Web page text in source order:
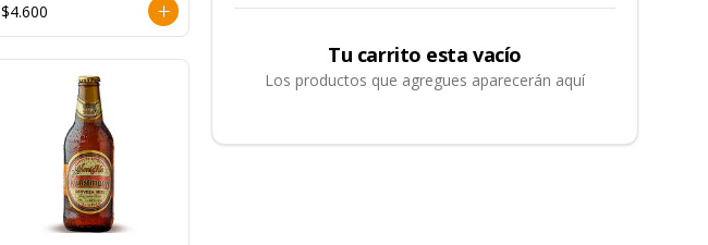
$4.600
Tu carrito esta vacío
Los productos que agregues aparecerán aquí